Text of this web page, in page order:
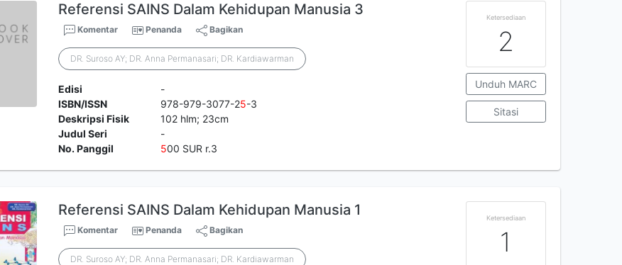
Referensi SAINS Dalam Kehidupan Manusia 3
Komentar Penanda Bagikan
DR. Suroso AY; DR. Anna Permanasari; DR. Kardiawarman
Edisi
-
ISBN/ISSN
978-979-3077-25-3
Deskripsi Fisik
102 hlm; 23cm
Judul Seri
-
No. Panggil
500 SUR r.3
Ketersediaan
2
Unduh MARC
Sitasi
Referensi SAINS Dalam Kehidupan Manusia 1
Komentar Penanda Bagikan
DR. Suroso AY; DR. Anna Permanasari; DR. Kardiawarman
Ketersediaan
1